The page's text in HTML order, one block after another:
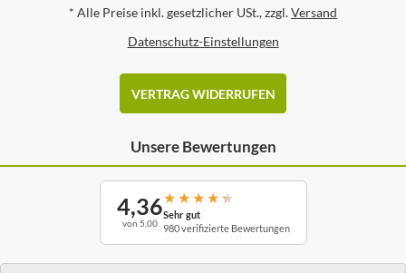
* Alle Preise inkl. gesetzlicher USt., zzgl.Versand
Datenschutz-Einstellungen
VERTRAG WIDERRUFEN
Unsere Bewertungen
4,36
von 5,00
★ ★ ★ ★ ★
Sehr gut
980 verifizierte Bewertungen